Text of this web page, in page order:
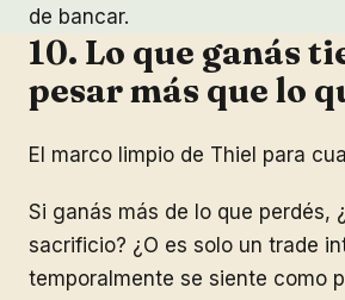
de bancar.
10. Lo que ganás
pesar más que lo
El marco limpio de Thiel para
Si ganás más de lo que perdés,
sacrificio? ¿O es solo un trade
temporalmente se siente como